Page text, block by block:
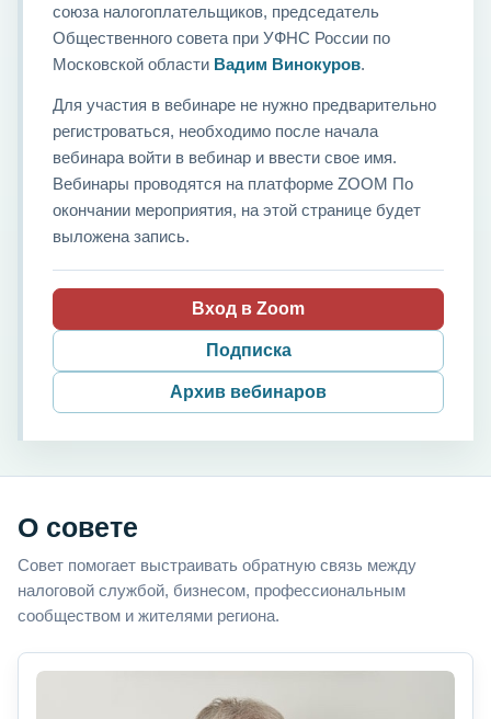
союза налогоплательщиков, председатель
Общественного совета при УФНС России по
Московской области Вадим Винокуров.
Для участия в вебинаре не нужно предварительно
регистроваться, необходимо после начала
вебинара войти в вебинар и ввести свое имя.
Вебинары проводятся на платформе ZOOM По
окончании мероприятия, на этой странице будет
выложена запись.
Вход в Zoom
Подписка
Архив вебинаров
О совете
Совет помогает выстраивать обратную связь между
налоговой службой, бизнесом, профессиональным
сообществом и жителями региона.